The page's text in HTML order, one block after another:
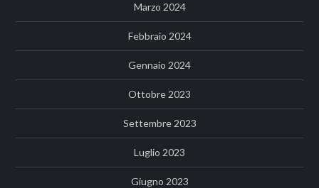
Marzo 2024
Febbraio 2024
Gennaio 2024
Ottobre 2023
Settembre 2023
Luglio 2023
Giugno 2023